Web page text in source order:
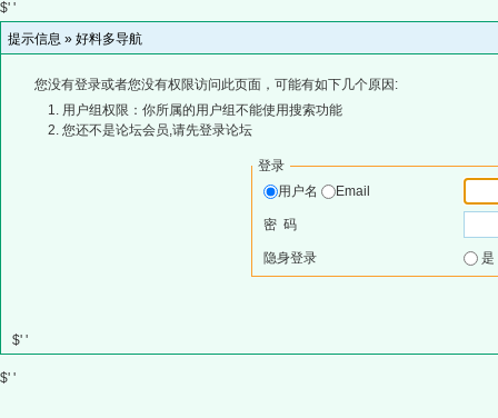
$' '
提示信息 » 好料多导航
您没有登录或者您没有权限访问此页面，可能有如下几个原因:
用户组权限：你所属的用户组不能使用搜索功能
您还不是论坛会员,请先登录论坛
登录
用户名
Email
密 码
隐身登录
$' '
$' '